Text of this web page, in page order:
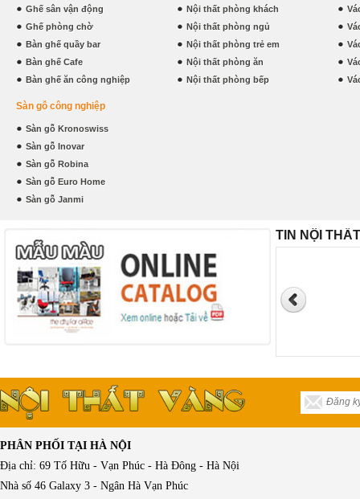
Ghế sân vận động
Ghế phòng chờ
Bàn ghế quầy bar
Bàn ghế Cafe
Bàn ghế ăn công nghiệp
Nội thất phòng khách
Nội thất phòng ngủ
Nội thất phòng trẻ em
Nội thất phòng ăn
Nội thất phòng bếp
Sàn gỗ công nghiệp
Sàn gỗ Kronoswiss
Sàn gỗ Inovar
Sàn gỗ Robina
Sàn gỗ Euro Home
Sàn gỗ Janmi
TIN NỘI
PHÂN PHỐI TẠI HÀ NỘI
Địa chỉ: 69 Tố Hữu - Vạn Phúc - Hà Đông - Hà Nội
Nhà số 46 Galaxy 3 - Ngân Hà Vạn Phúc